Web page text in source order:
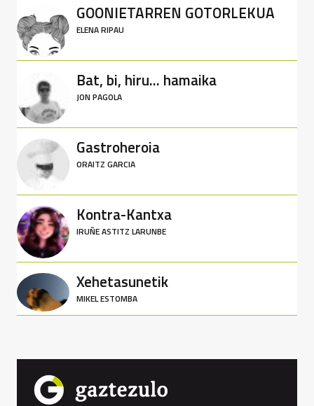
GOONIETARREN GOTORLEKUA
ELENA RIPAU
Bat, bi, hiru... hamaika
JON PAGOLA
Gastroheroia
ORAITZ GARCIA
Kontra-Kantxa
IRUÑE ASTITZ LARUNBE
Xehetasunetik
MIKEL ESTOMBA